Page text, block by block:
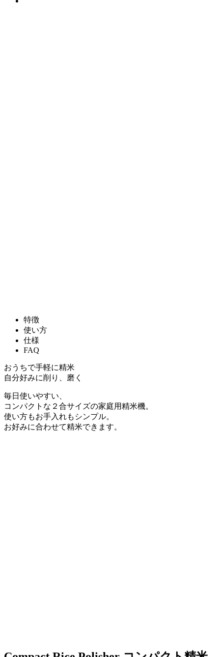
特徴
使い方
仕様
FAQ
おうちで手軽に精米
自分好みに削り、磨く
毎日使いやすい、
コンパクトな２合サイズの家庭用精米機。
使い方もお手入れもシンプル。
お好みに合わせて精米できます。